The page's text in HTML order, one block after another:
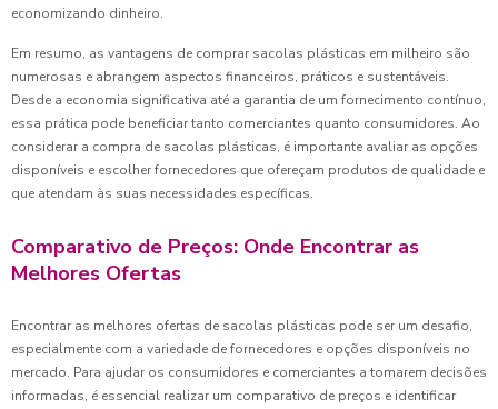
economizando dinheiro.
Em resumo, as vantagens de comprar sacolas plásticas em milheiro são
numerosas e abrangem aspectos financeiros, práticos e sustentáveis.
Desde a economia significativa até a garantia de um fornecimento contínuo,
essa prática pode beneficiar tanto comerciantes quanto consumidores. Ao
considerar a compra de sacolas plásticas, é importante avaliar as opções
disponíveis e escolher fornecedores que ofereçam produtos de qualidade e
que atendam às suas necessidades específicas.
Comparativo de Preços: Onde Encontrar as
Melhores Ofertas
Encontrar as melhores ofertas de sacolas plásticas pode ser um desafio,
especialmente com a variedade de fornecedores e opções disponíveis no
mercado. Para ajudar os consumidores e comerciantes a tomarem decisões
informadas, é essencial realizar um comparativo de preços e identificar